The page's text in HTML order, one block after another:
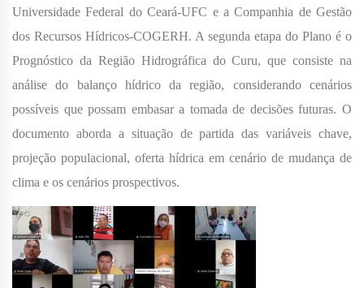
Universidade Federal do Ceará-UFC e a Companhia de Gestão
dos Recursos Hídricos-COGERH. A segunda etapa do Plano é o
Prognóstico da Região Hidrográfica do Curu, que consiste na
análise do balanço hídrico da região, considerando cenários
possíveis que possam embasar a tomada de decisões futuras. O
documento aborda a situação de partida das variáveis chave,
projeção populacional, oferta hídrica em cenário de mudança de
clima e os cenários prospectivos.